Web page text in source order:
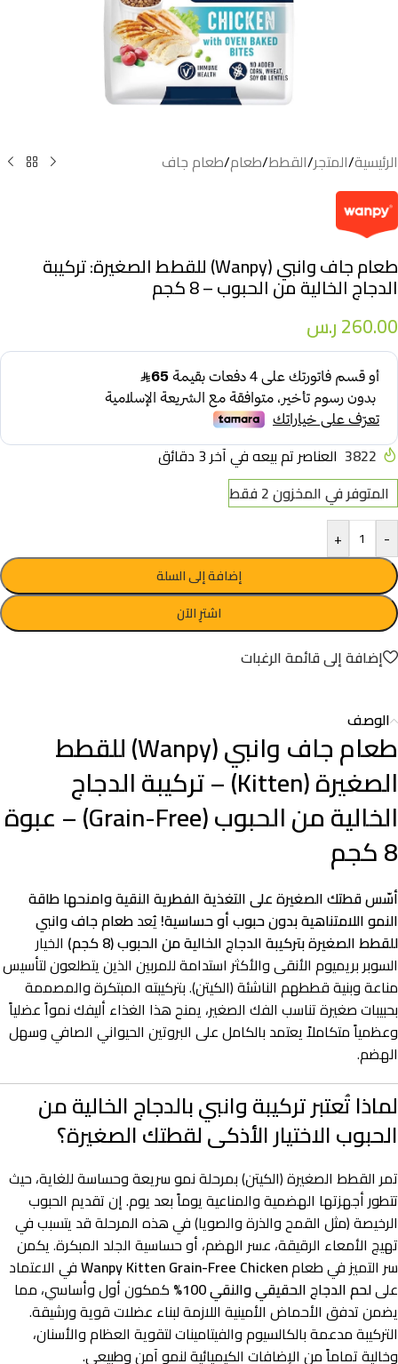
الرئيسية/المتجر/القطط/طعام/طعام جاف
طعام جاف وانبي (Wanpy) للقطط الصغيرة: تركيبة
الدجاج الخالية من الحبوب – 8 كجم
260.00ر.س
3822 العناصر تم بيعه في آخر 3 دقائق
المتوفر في المخزون 2 فقط
-
+
إضافة إلى السلة
اشترِ الآن
إضافة إلى قائمة الرغبات
الوصف
طعام جاف وانبي (Wanpy) للقطط
الصغيرة (Kitten) – تركيبة الدجاج
الخالية من الحبوب (Grain-Free) – عبوة
8 كجم
أسّس قطتك الصغيرة على التغذية الفطرية النقية وامنحها طاقة
النمو اللامتناهية بدون حبوب أو حساسية! يُعدطعام جاف وانبي
للقطط الصغيرة بتركيبة الدجاج الخالية من الحبوب (8 كجم)
الخيار
السوبر بريميوم الأنقى والأكثر استدامة للمربين الذين يتطلعون لتأسيس
مناعة وبنية قططهم الناشئة (الكيتن). بتركيبته المبتكرة والمصممة
بحبيبات صغيرة تناسب الفك الصغير، يمنح هذا الغذاء أليفك نمواً عضلياً
وعظمياً متكاملاً يعتمد بالكامل على البروتين الحيواني الصافي وسهل
الهضم.
لماذا تُعتبر تركيبة وانبي بالدجاج الخالية من
الحبوب الاختيار الأذكى لقطتك الصغيرة؟
تمر القطط الصغيرة (الكيتن) بمرحلة نمو سريعة وحساسة للغاية، حيث
تتطور أجهزتها الهضمية والمناعية يوماً بعد يوم. إن تقديم الحبوب
الرخيصة (مثل القمح والذرة والصويا) في هذه المرحلة قد يتسبب في
تهيج الأمعاء الرقيقة، عسر الهضم، أو حساسية الجلد المبكرة. يكمن
سر التميز في طعامWanpy Kitten Grain-Free Chickenفي الاعتماد
علىلحم الدجاج الحقيقي والنقي 100%
كمكون أول وأساسي، مما
يضمن تدفق الأحماض الأمينية اللازمة لبناء عضلات قوية ورشيقة.
التركيبة مدعمة بالكالسيوم والفيتامينات لتقوية العظام والأسنان،
وخالية تماماً من الإضافات الكيميائية لنمو آمن وطبيعي.